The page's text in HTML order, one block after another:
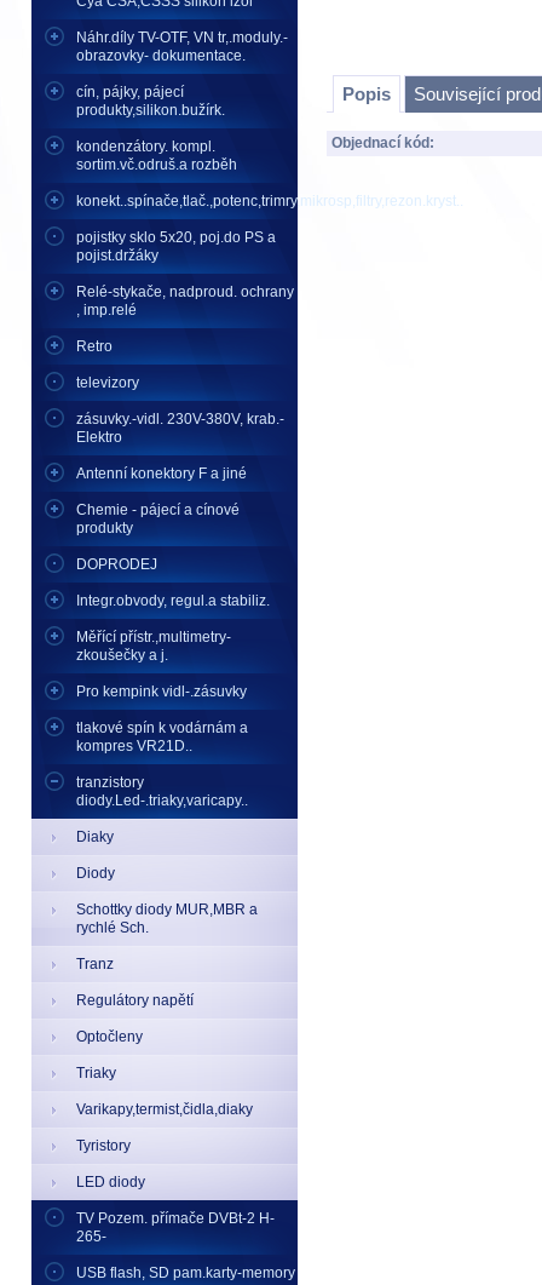
Náhr.díly TV-OTF, VN tr,.moduly.-
obrazovky- dokumentace.
cín, pájky, pájecí
produkty,silikon.bužírk.
kondenzátory. kompl.
sortim.vč.odruš.a rozběh
konekt..spínače,tlač.,potenc,trimry,mikrosp,filtry,rezon.kryst..
pojistky sklo 5x20, poj.do PS a
pojist.držáky
Relé-stykače, nadproud. ochrany
, imp.relé
Retro
televizory
zásuvky.-vidl. 230V-380V, krab.-
Elektro
Antenní konektory F a jiné
Chemie - pájecí a cínové
produkty
DOPRODEJ
Integr.obvody, regul.a stabiliz.
Měřící přístr.,multimetry-
zkoušečky a j.
Pro kempink vidl-.zásuvky
tlakové spín k vodárnám a
kompres VR21D..
tranzistory
diody.Led-.triaky,varicapy..
Diaky
Diody
Schottky diody MUR,MBR a
rychlé Sch.
Tranz
Regulátory napětí
Optočleny
Triaky
Varikapy,termist,čidla,diaky
Tyristory
LED diody
TV Pozem. přímače DVBt-2 H-
265-
USB flash, SD pam.karty-memory
Popis Související
Objednací kód: